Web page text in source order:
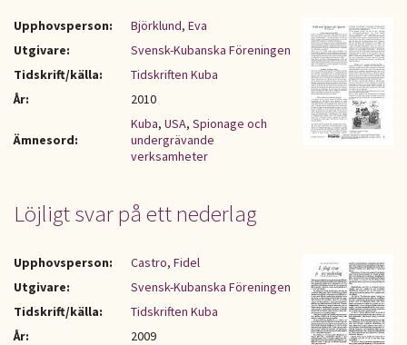
Upphovsperson:
Björklund, Eva
Utgivare:
Svensk-Kubanska Föreningen
Tidskrift/källa:
Tidskriften Kuba
År:
2010
Ämnesord:
Kuba, USA, Spionage och
undergrävande
verksamheter
Löjligt svar på ett nederlag
Upphovsperson:
Castro, Fidel
Utgivare:
Svensk-Kubanska Föreningen
Tidskrift/källa:
Tidskriften Kuba
År:
2009